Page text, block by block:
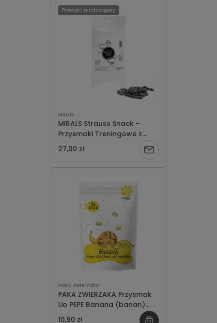
Mirals
MIRALS Strauss Snack -
Przysmaki Treningowe z
Mięsa Strusia 100g
27,00 zł
Produkt niedostępny
Powiadom
o
Paka zwierzaka
PAKA ZWIERZAKA Przysmak
Lio PEPE Banana (banan)
30g
10,90 zł